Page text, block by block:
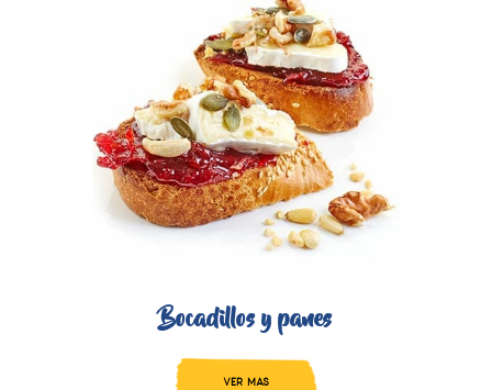
Bocadillos y panes
VER MAS